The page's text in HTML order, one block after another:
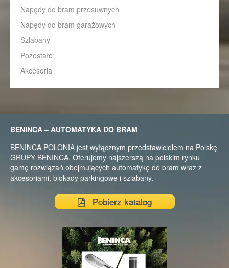
Napędy do bram przesuwnych
Napędy do bram garażowych
Szlabany
Pozostałe
Akcesoria
BENINCA – AUTOMATYKA DO BRAM
BENINCA POLONIA jest wyłącznym przedstawicielem na Polskę
GRUPY BENINCA. Oferujemy najszerszą na polskim rynku
gamę rozwiązań obejmujących automatykę do bram wraz z
akcesoriami, blokady parkingowe i szlabany.
Pobierz katalog